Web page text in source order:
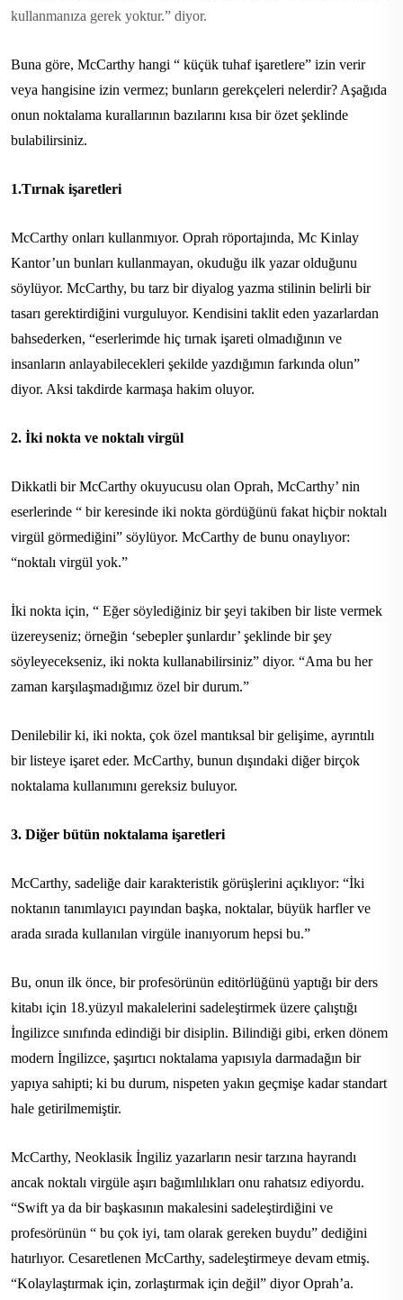
kullanmanıza gerek yoktur.” diyor.
Buna göre, McCarthy hangi “ küçük tuhaf işaretlere” izin verir
veya hangisine izin vermez; bunların gerekçeleri nelerdir? Aşağıda
onun noktalama kurallarının bazılarını kısa bir özet şeklinde
bulabilirsiniz.
1.Tırnak işaretleri
McCarthy onları kullanmıyor. Oprah röportajında, Mc Kinlay
Kantor’un bunları kullanmayan, okuduğu ilk yazar olduğunu
söylüyor. McCarthy, bu tarz bir diyalog yazma stilinin belirli bir
tasarı gerektirdiğini vurguluyor. Kendisini taklit eden yazarlardan
bahsederken, “eserlerimde hiç tırnak işareti olmadığının ve
insanların anlayabilecekleri şekilde yazdığımın farkında olun”
diyor. Aksi takdirde karmaşa hakim oluyor.
2. İki nokta ve noktalı virgül
Dikkatli bir McCarthy okuyucusu olan Oprah, McCarthy’ nin
eserlerinde “ bir keresinde iki nokta gördüğünü fakat hiçbir noktalı
virgül görmediğini” söylüyor. McCarthy de bunu onaylıyor:
“noktalı virgül yok.”
İki nokta için, “ Eğer söylediğiniz bir şeyi takiben bir liste vermek
üzereyseniz; örneğin ‘sebepler şunlardır’ şeklinde bir şey
söyleyecekseniz, iki nokta kullanabilirsiniz” diyor. “Ama bu her
zaman karşılaşmadığımız özel bir durum.”
Denilebilir ki, iki nokta, çok özel mantıksal bir gelişime, ayrıntılı
bir listeye işaret eder. McCarthy, bunun dışındaki diğer birçok
noktalama kullanımını gereksiz buluyor.
3. Diğer bütün noktalama işaretleri
McCarthy, sadeliğe dair karakteristik görüşlerini açıklıyor: “İki
noktanın tanımlayıcı payından başka, noktalar, büyük harfler ve
arada sırada kullanılan virgüle inanıyorum hepsi bu.”
Bu, onun ilk önce, bir profesörünün editörlüğünü yaptığı bir ders
kitabı için 18.yüzyıl makalelerini sadeleştirmek üzere çalıştığı
İngilizce sınıfında edindiği bir disiplin. Bilindiği gibi, erken dönem
modern İngilizce, şaşırtıcı noktalama yapısıyla darmadağın bir
yapıya sahipti; ki bu durum, nispeten yakın geçmişe kadar standart
hale getirilmemiştir.
McCarthy, Neoklasik İngiliz yazarların nesir tarzına hayrandı
ancak noktalı virgüle aşırı bağımlılıkları onu rahatsız ediyordu.
“Swift ya da bir başkasının makalesini sadeleştirdiğini ve
profesörünün “ bu çok iyi, tam olarak gereken buydu” dediğini
hatırlıyor. Cesaretlenen McCarthy, sadeleştirmeye devam etmiş.
“Kolaylaştırmak için, zorlaştırmak için değil” diyor Oprah’a.